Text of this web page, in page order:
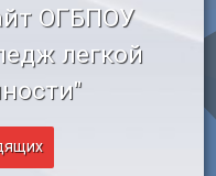
ОГБПОУ
легкой